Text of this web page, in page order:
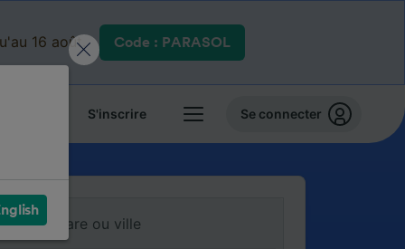
16 août. Code : PARASOL
S'inscrire Se connecter